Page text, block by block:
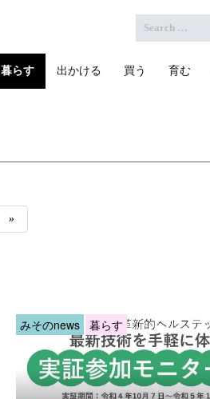
暮らす 出かける 買う 育む
»
みそのnews 暮らす